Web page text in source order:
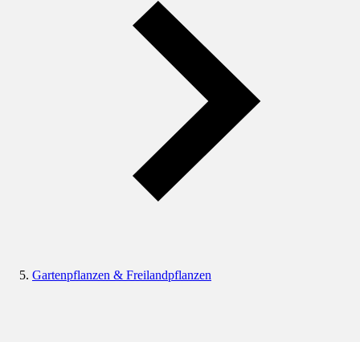
Gartenpflanzen & Freilandpflanzen